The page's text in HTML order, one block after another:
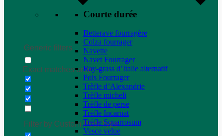
Generic filters
Exact matches only
Filter by Custom Post Type
Courte durée
Betterave fourragère
Colza fourrager
Navette
Navet Fourrager
Ray-grass d’Italie alternatif
Pois Fourrager
Trèfle d’Alexandrie
Trèfle micheli
Trèfle de perse
Trèfle Incarnat
Trèfle Squarrosum
Vesce velue